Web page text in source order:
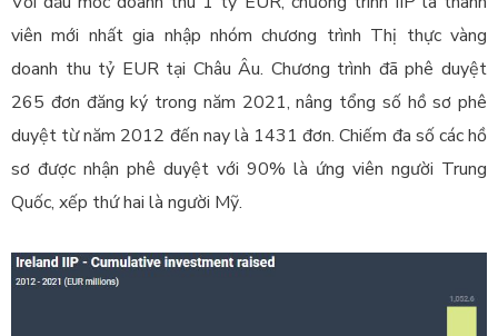
viên mới nhất gia nhập nhóm chương trình Thị thực vàng
doanh thu tỷ EUR tại Châu Âu. Chương trình đã phê duyệt
265 đơn đăng ký trong năm 2021, nâng tổng số hồ sơ phê
duyệt từ năm 2012 đến nay là 1431 đơn. Chiếm đa số các hồ
sơ được nhận phê duyệt với 90% là ứng viên người Trung
Quốc, xếp thứ hai là người Mỹ.